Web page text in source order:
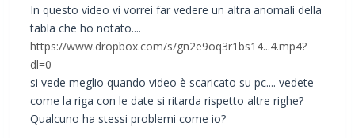
In questo video vi vorrei far vedere un altra anomali della
tabla che ho notato....
https://www.dropbox.com/s/gn2e9oq3r1bs14...4.mp4?
dl=0
si vede meglio quando video è scaricato su pc.... vedete
come la riga con le date si ritarda rispetto altre righe?
Qualcuno ha stessi problemi come io?